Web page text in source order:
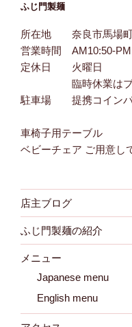
ふじ門製麺
所在地 奈良市馬場
営業時間 AM10:50-
定休日 火曜日
臨時休業はブロ
駐車場 提携コインパ
車椅子用テーブル
ベビーチェア ご用意し
店主ブログ
ふじ門製麺の紹介
メニュー
Japanese menu
English menu